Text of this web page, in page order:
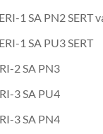
1 SA PN2 SERT
1 SA PU3 SERT
2 SA PN3
3 SA PU4
3 SA PN4